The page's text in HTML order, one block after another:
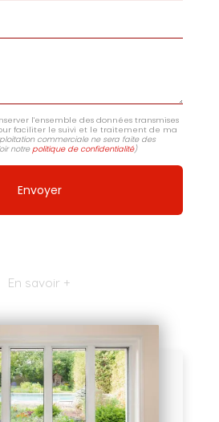
l'ensemble des données transmises
faciliter le suivi et le traitement de ma
commerciale ne sera faite des
notrepolitique de confidentialité)
En savoir +